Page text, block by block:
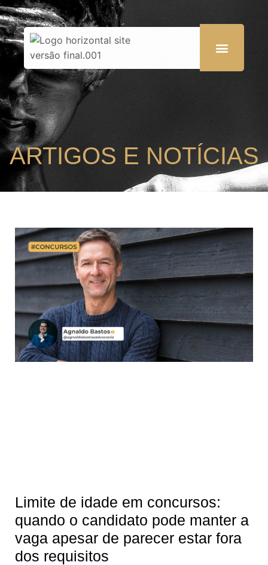
ARTIGOS E NOTÍCIAS
Limite de idade em concursos:
quando o candidato pode manter a
vaga apesar de parecer estar fora
dos requisitos